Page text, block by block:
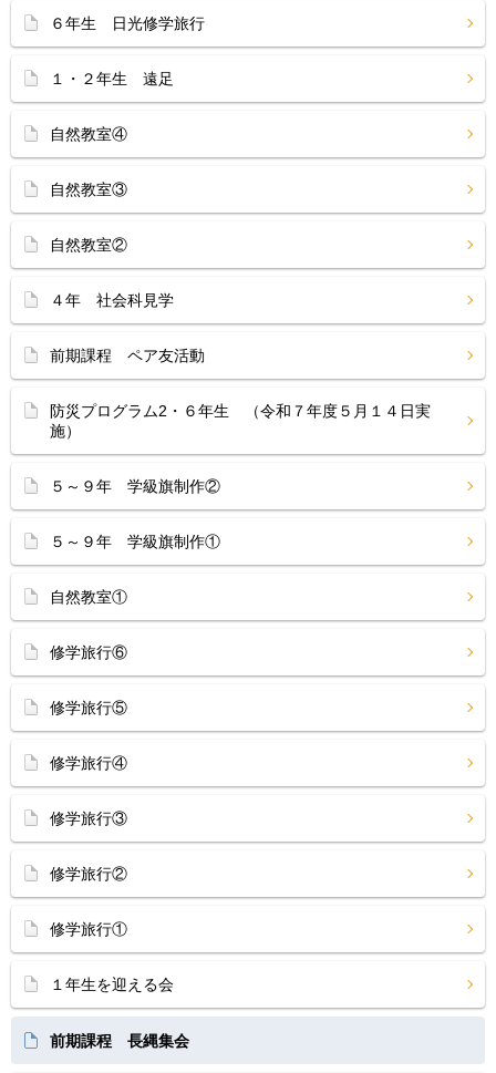
６年生 日光修学旅行
１・２年生 遠足
自然教室④
自然教室③
自然教室②
４年 社会科見学
前期課程 ペア友活動
防災プログラム2・６年生 （令和７年度５月１４日実
施）
５～９年 学級旗制作②
５～９年 学級旗制作①
自然教室①
修学旅行⑥
修学旅行⑤
修学旅行④
修学旅行③
修学旅行②
修学旅行①
１年生を迎える会
前期課程 長縄集会